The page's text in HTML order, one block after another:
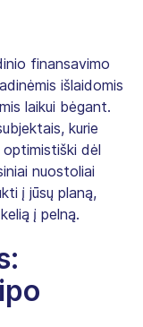
finansavimo
išlaidomis
laikui bėgant.
kurie
optimistiški dėl
nuostoliai
į jūsų planą,
į pelną.